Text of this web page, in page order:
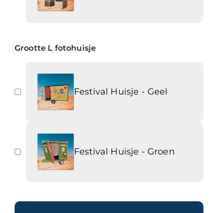
Grootte L fotohuisje
Festival Huisje - Geel
Festival Huisje - Groen